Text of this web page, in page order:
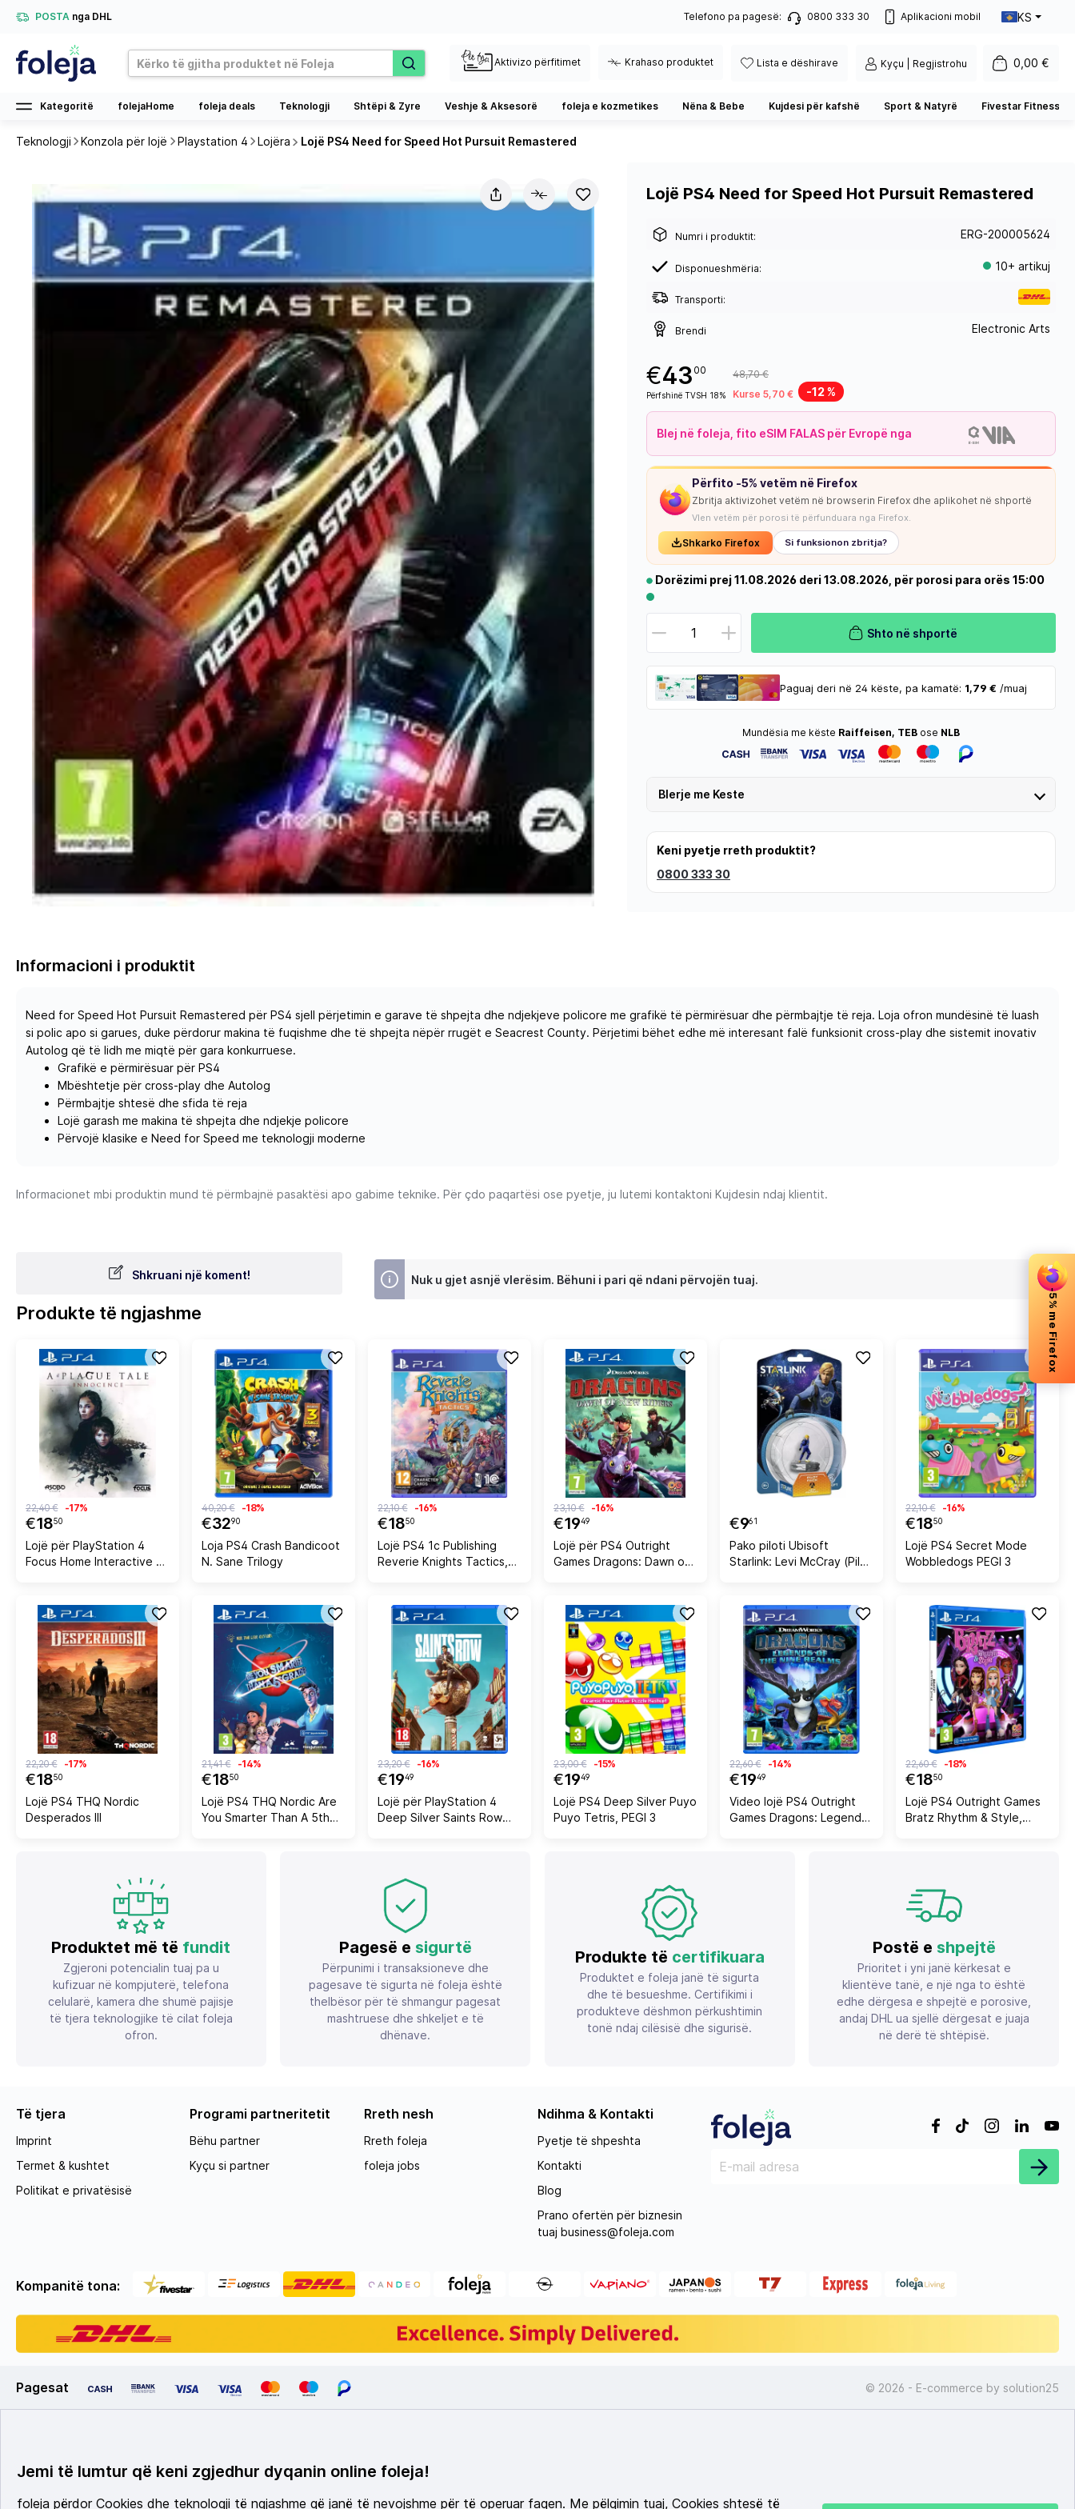
POSTA nga DHL Telefono pa pagesë: 0800 333 30 Aplikacioni mobil KS
Aktivizo përfitimet Krahaso produktet Lista e dëshirave Kyçu | Regjistrohu 0,00 €
Kategoritë folejaHome foleja deals Teknologji Shtëpi & Zyre Veshje & Aksesorë foleja e kozmetikes Nëna & Bebe Kujdesi për kafshë Sport & Natyrë Fivestar Fitness
Teknologji Konzola për lojë Playstation 4 Lojëra Lojë PS4 Need for Speed Hot Pursuit Remastered
Lojë PS4 Need for Speed Hot Pursuit Remastered
Numri i produktit: ERG-200005624
Disponueshmëria: 10+ artikuj
Transporti:
Brendi Electronic Arts
€43 00
Përfshinë TVSH 18%
48,70 €
Kurse 5,70 €
-12 %
Blej në foleja, fito eSIM FALAS për Evropë nga
Përfito -5% vetëm në Firefox
Zbritja aktivizohet vetëm në browserin Firefox dhe aplikohet në shportë
Vlen vetëm për porosi të përfunduara nga Firefox.
Shkarko Firefox Si funksionon zbritja?
Dorëzimi prej 11.08.2026 deri 13.08.2026, për porosi para orës 15:00
Shto në shportë
Paguaj deri në 24 këste, pa kamatë: 1,79 € /muaj
-5% me Firefox
Mundësia me këste Raiffeisen, TEB ose NLB
Blerje me Keste
Keni pyetje rreth produktit?
0800 333 30
Informacioni i produktit
Need for Speed Hot Pursuit Remastered për PS4 sjell përjetimin e garave të shpejta dhe ndjekjeve policore me grafikë të përmirësuar dhe përmbajtje të reja. Loja ofron mundësinë të luash
si polic apo si garues, duke përdorur makina të fuqishme dhe të shpejta nëpër rrugët e Seacrest County. Përjetimi bëhet edhe më interesant falë funksionit cross-play dhe sistemit inovativ
Autolog që të lidh me miqtë për gara konkurruese.
Grafikë e përmirësuar për PS4
Mbështetje për cross-play dhe Autolog
Përmbajtje shtesë dhe sfida të reja
Lojë garash me makina të shpejta dhe ndjekje policore
Përvojë klasike e Need for Speed me teknologji moderne
Informacionet mbi produktin mund të përmbajnë pasaktësi apo gabime teknike. Për çdo paqartësi ose pyetje, ju lutemi kontaktoni Kujdesin ndaj klientit.
Shkruani një koment! Nuk u gjet asnjë vlerësim. Bëhuni i pari që ndani përvojën tuaj.
Produkte të ngjashme
€1850
22,40 € -17%
Lojë për PlayStation 4
Focus Home Interactive A
€3290
40,20 € -18%
Loja PS4 Crash Bandicoot
N. Sane Trilogy
€1850
22,10 € -16%
Lojë PS4 1c Publishing
Reverie Knights Tactics,
€1949
23,10 € -16%
Lojë për PS4 Outright
Games Dragons: Dawn of
€961
Pako piloti Ubisoft
Starlink: Levi McCray (Pilot
€1850
22,10 € -16%
Lojë PS4 Secret Mode
Wobbledogs PEGI 3
€1850
22,20 € -17%
Lojë PS4 THQ Nordic
Desperados III
€1850
21,41 € -14%
Lojë PS4 THQ Nordic Are
You Smarter Than A 5th
€1949
23,20 € -16%
Lojë për PlayStation 4
Deep Silver Saints Row
€1949
23,00 € -15%
Lojë PS4 Deep Silver Puyo
Puyo Tetris, PEGI 3
€1949
22,60 € -14%
Video lojë PS4 Outright
Games Dragons: Legends
€1850
22,60 € -18%
Lojë PS4 Outright Games
Bratz Rhythm & Style,
Produktet më të fundit
Zgjeroni potencialin tuaj pa u
kufizuar në kompjuterë, telefona
celularë, kamera dhe shumë pajisje
të tjera teknologjike të cilat foleja
ofron.
Pagesë e sigurtë
Përpunimi i transaksioneve dhe
pagesave të sigurta në foleja është
thelbësor për të shmangur pagesat
mashtruese dhe shkeljet e të
dhënave.
Produkte të certifikuara
Produktet e foleja janë të sigurta
dhe të besueshme. Certifikimi i
produkteve dëshmon përkushtimin
tonë ndaj cilësisë dhe sigurisë.
Postë e shpejtë
Prioritet i yni janë kërkesat e
klientëve tanë, e një nga to është
edhe dërgesa e shpejtë e porosive,
andaj DHL ua sjellë dërgesat e juaja
në derë të shtëpisë.
Të tjera
Imprint
Termet & kushtet
Politikat e privatësisë
Programi partneritetit
Bëhu partner
Kyçu si partner
Rreth nesh
Rreth foleja
foleja jobs
Ndihma & Kontakti
Pyetje të shpeshta
Kontakti
Blog
Prano ofertën për biznesin
tuaj business@foleja.com
Kompanitë tona:
Pagesat © 2026 - E-commerce by solution25
Jemi të lumtur që keni zgjedhur dyqanin online foleja!
foleja përdor Cookies dhe teknologji të ngjashme që janë të nevojshme për të operuar faqen. Me pëlqimin tuaj, Cookies shtesë të